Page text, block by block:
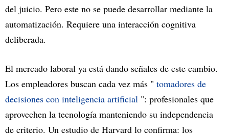
del juicio. Pero este no se puede desarrollar mediante la
automatización. Requiere una interacción cognitiva
deliberada.
El mercado laboral ya está dando señales de este cambio.
Los empleadores buscan cada vez más " tomadores de
decisiones con inteligencia artificial ": profesionales que
aprovechen la tecnología manteniendo su independencia
de criterio. Un estudio de Harvard lo confirma: los